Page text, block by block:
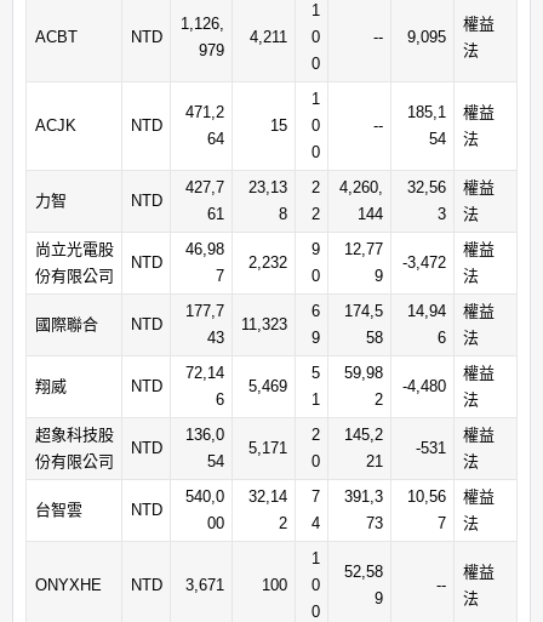
ACBT NTD
1,126,
979
4,211
1
0
0
-- 9,095
權益
法
ACJK NTD
471,2
64
15
1
0
0
--
185,1
54
權益
法
力智 NTD
427,7
61
23,13
8
2
2
4,260,
144
32,56
3
權益
法
尚立光電股
份有限公司
NTD
46,98
7
2,232
9
0
12,77
9
-3,472
權益
法
國際聯合 NTD
177,7
43
11,323
6
9
174,5
58
14,94
6
權益
法
翔威 NTD
72,14
6
5,469
5
1
59,98
2
-4,480
權益
法
超象科技股
份有限公司
NTD
136,0
54
5,171
2
0
145,2
21
-531
權益
法
台智雲 NTD
540,0
00
32,14
2
7
4
391,3
73
10,56
7
權益
法
ONYXHE NTD 3,671 100
1
0
0
52,58
9
--
權益
法